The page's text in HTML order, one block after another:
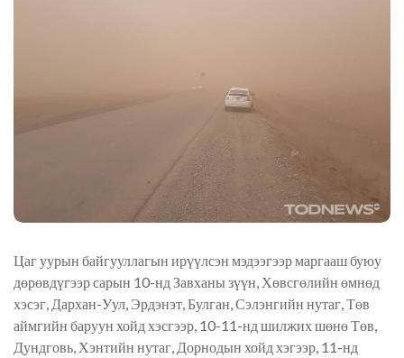
Цаг уурын байгууллагын ирүүлсэн мэдээгээр маргааш буюу
дөрөвдүгээр сарын 10-нд Завханы зүүн, Хөвсгөлийн өмнөд
хэсэг, Дархан-Уул, Эрдэнэт, Булган, Сэлэнгийн нутаг, Төв
аймгийн баруун хойд хэсгээр, 10-11-нд шилжих шөнө Төв,
Дундговь, Хэнтийн нутаг, Дорнодын хойд хэгээр, 11-нд